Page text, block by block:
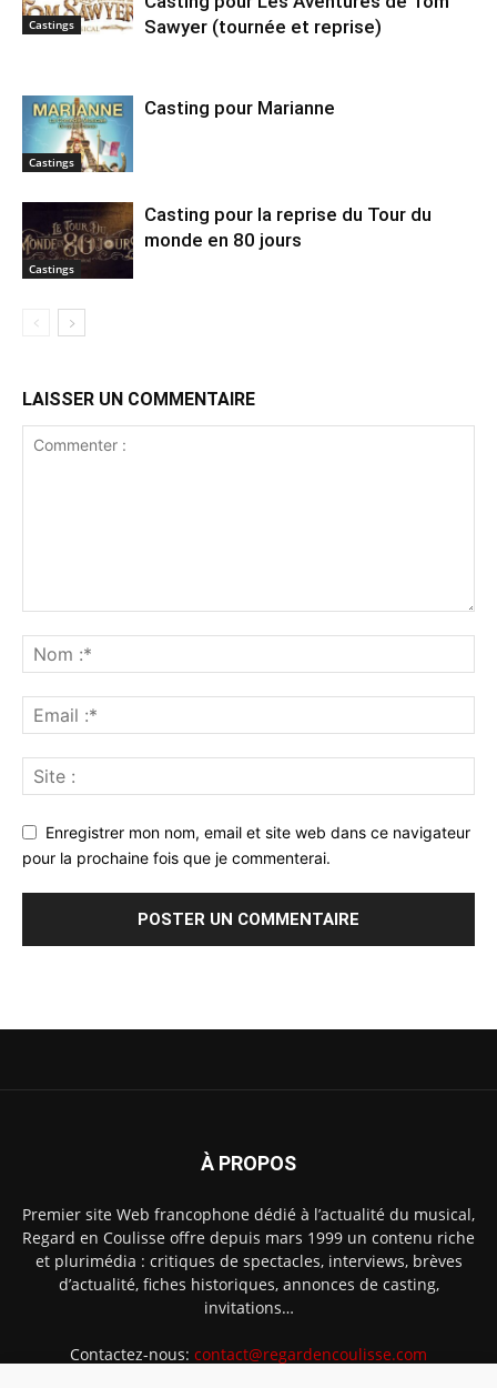
Castings
Sawyer (tournée et reprise)
Castings
Casting pour Marianne
Castings
Casting pour la reprise du Tour du
monde en 80 jours
LAISSER UN COMMENTAIRE
Enregistrer mon nom, email et site web dans ce navigateur
pour la prochaine fois que je commenterai.
À PROPOS
Premier site Web francophone dédié à l’actualité du musical,
Regard en Coulisse offre depuis mars 1999 un contenu riche
et plurimédia : critiques de spectacles, interviews, brèves
d’actualité, fiches historiques, annonces de casting,
invitations…
Contactez-nous: contact@regardencoulisse.com